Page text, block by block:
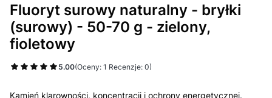
Fluoryt surowy naturalny - bryłki
(surowy) - 50-70 g - zielony,
fioletowy
5.00(Oceny: 1 Recenzje: 0)
Kamień klarowności, koncentracji i ochrony energetycznej.